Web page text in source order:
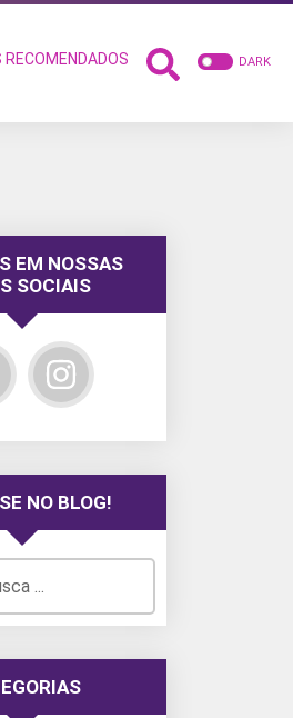
RECOMENDADOS DARK
EM NOSSAS
SOCIAIS
NO BLOG!